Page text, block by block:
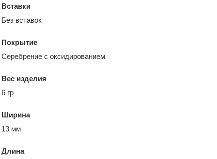
Вставки
Без вставок
Покрытие
Серебрение с оксидированием
Вес изделия
6 гр
Ширина
13 мм
Длина